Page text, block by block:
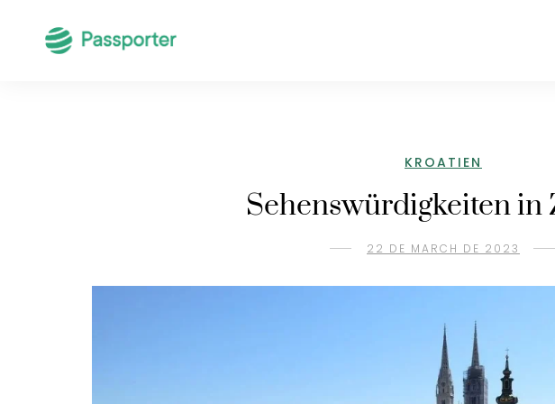
KROATIEN
Sehenswürdigkeiten in
22 DE MARCH DE 2023